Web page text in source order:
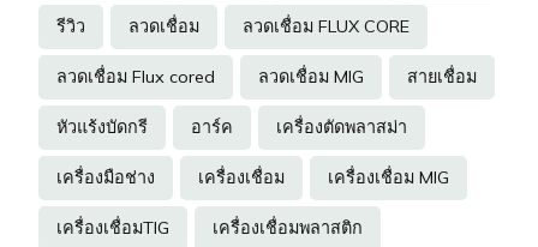
รีวิว ลวดเชื่อม ลวดเชื่อม FLUX CORE
ลวดเชื่อม Flux cored ลวดเชื่อม MIG สายเชื่อม
หัวแร้งบัดกรี อาร์ค เครื่องตัดพลาสม่า
เครื่องมือช่าง เครื่องเชื่อม เครื่องเชื่อม MIG
เครื่องเชื่อมTIG เครื่องเชื่อมพลาสติก